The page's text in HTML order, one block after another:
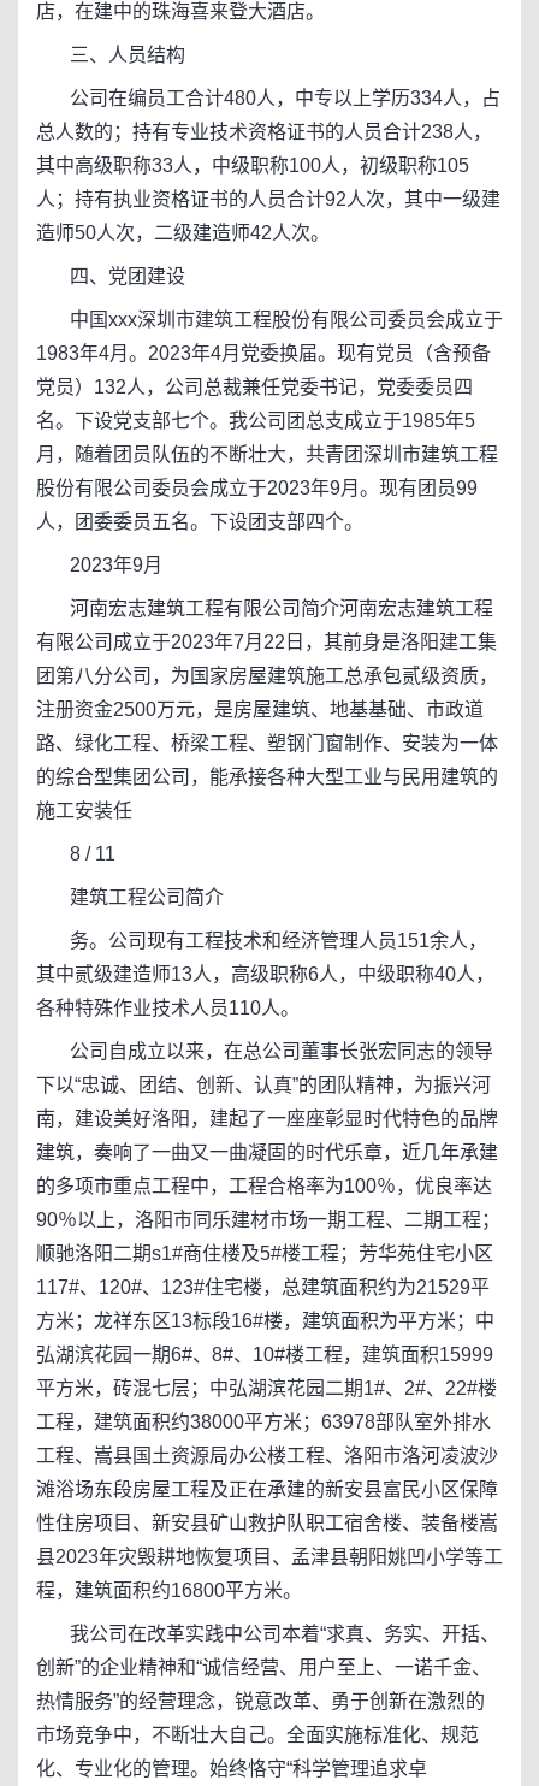
店，在建中的珠海喜来登大酒店。
三、人员结构
公司在编员工合计480人，中专以上学历334人，占
总人数的；持有专业技术资格证书的人员合计238人，
其中高级职称33人，中级职称100人，初级职称105
人；持有执业资格证书的人员合计92人次，其中一级建
造师50人次，二级建造师42人次。
四、党团建设
中国xxx深圳市建筑工程股份有限公司委员会成立于
1983年4月。2023年4月党委换届。现有党员（含预备
党员）132人，公司总裁兼任党委书记，党委委员四
名。下设党支部七个。我公司团总支成立于1985年5
月，随着团员队伍的不断壮大，共青团深圳市建筑工程
股份有限公司委员会成立于2023年9月。现有团员99
人，团委委员五名。下设团支部四个。
2023年9月
河南宏志建筑工程有限公司简介河南宏志建筑工程
有限公司成立于2023年7月22日，其前身是洛阳建工集
团第八分公司，为国家房屋建筑施工总承包贰级资质，
注册资金2500万元，是房屋建筑、地基基础、市政道
路、绿化工程、桥梁工程、塑钢门窗制作、安装为一体
的综合型集团公司，能承接各种大型工业与民用建筑的
施工安装任
8 / 11
建筑工程公司简介
务。公司现有工程技术和经济管理人员151余人，
其中贰级建造师13人，高级职称6人，中级职称40人，
各种特殊作业技术人员110人。
公司自成立以来，在总公司董事长张宏同志的领导
下以“忠诚、团结、创新、认真”的团队精神，为振兴河
南，建设美好洛阳，建起了一座座彰显时代特色的品牌
建筑，奏响了一曲又一曲凝固的时代乐章，近几年承建
的多项市重点工程中，工程合格率为100％，优良率达
90％以上，洛阳市同乐建材市场一期工程、二期工程；
顺驰洛阳二期s1#商住楼及5#楼工程；芳华苑住宅小区
117#、120#、123#住宅楼，总建筑面积约为21529平
方米；龙祥东区13标段16#楼，建筑面积为平方米；中
弘湖滨花园一期6#、8#、10#楼工程，建筑面积15999
平方米，砖混七层；中弘湖滨花园二期1#、2#、22#楼
工程，建筑面积约38000平方米；63978部队室外排水
工程、嵩县国土资源局办公楼工程、洛阳市洛河凌波沙
滩浴场东段房屋工程及正在承建的新安县富民小区保障
性住房项目、新安县矿山救护队职工宿舍楼、装备楼嵩
县2023年灾毁耕地恢复项目、孟津县朝阳姚凹小学等工
程，建筑面积约16800平方米。
我公司在改革实践中公司本着“求真、务实、开括、
创新”的企业精神和“诚信经营、用户至上、一诺千金、
热情服务”的经营理念，锐意改革、勇于创新在激烈的
市场竞争中，不断壮大自己。全面实施标准化、规范
化、专业化的管理。始终恪守“科学管理追求卓